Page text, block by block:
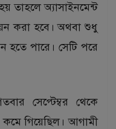
তাহলে অ্যাসাইনমেন্ট
করা হবে। অথবা শুধু
হতে পারে। সেটি পরে
সেপ্টেম্বর থেকে
কমে গিয়েছিল। আগামী